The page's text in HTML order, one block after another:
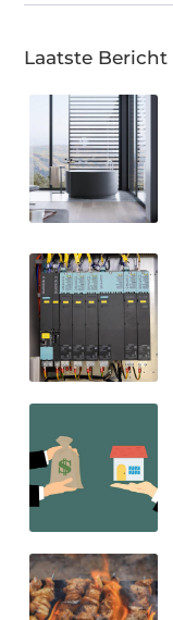
Laatste Bericht